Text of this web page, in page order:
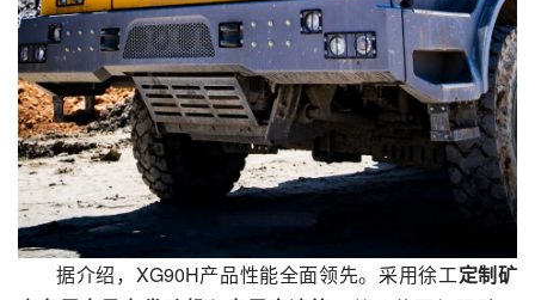
据介绍，XG90H产品性能全面领先。采用徐工定制矿